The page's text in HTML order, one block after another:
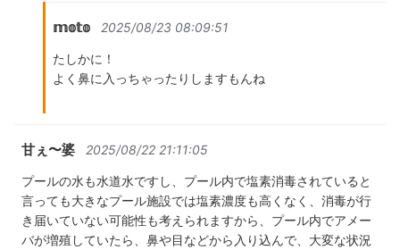
𝕞𝕠𝕥𝕠 2025/08/23 08:09:51
たしかに！
よく鼻に入っちゃったりしますもんね
甘ぇ〜婆 2025/08/22 21:11:05
プールの水も水道水ですし、プール内で塩素消毒されていると
言っても大きなプール施設では塩素濃度も高くなく、消毒が行
き届いていない可能性も考えられますから、プール内でアメー
バが増殖していたら、鼻や目などから入り込んで、大変な状況